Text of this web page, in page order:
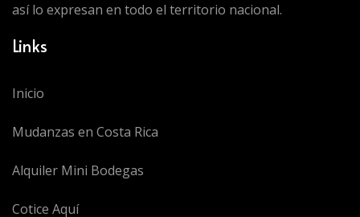
así lo expresan en todo el territorio nacional.
Links
Inicio
Mudanzas en Costa Rica
Alquiler Mini Bodegas
Cotice Aquí